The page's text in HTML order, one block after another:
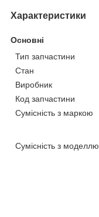
Характеристики
Основні
Тип запчастини
Стан
Виробник
Код запчастини
Сумісність з маркою
Сумісність з моделлю